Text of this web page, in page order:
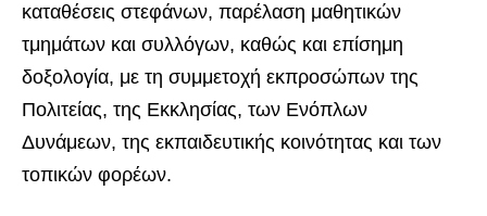
καταθέσεις στεφάνων, παρέλαση μαθητικών
τμημάτων και συλλόγων, καθώς και επίσημη
δοξολογία, με τη συμμετοχή εκπροσώπων της
Πολιτείας, της Εκκλησίας, των Ενόπλων
Δυνάμεων, της εκπαιδευτικής κοινότητας και των
τοπικών φορέων.